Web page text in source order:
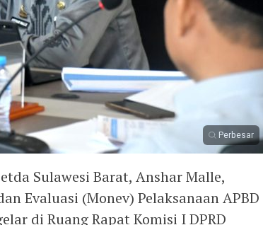
Perbesar
Sulawesi Barat, Anshar Malle,
Evaluasi (Monev) Pelaksanaan APBD
di Ruang Rapat Komisi I DPRD